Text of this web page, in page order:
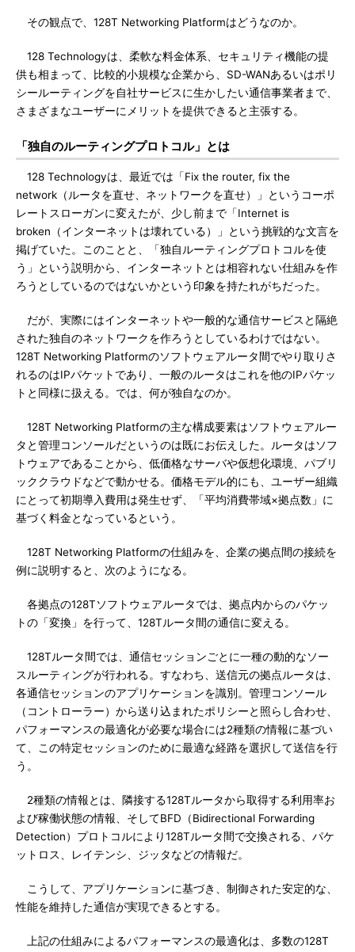
その観点で、128T Networking Platformはどうなのか。
128 Technologyは、柔軟な料金体系、セキュリティ機能の提
供も相まって、比較的小規模な企業から、SD-WANあるいはポリ
シールーティングを自社サービスに生かしたい通信事業者まで、
さまざまなユーザーにメリットを提供できると主張する。
「独自のルーティングプロトコル」とは
128 Technologyは、最近では「Fix the router, fix the
network（ルータを直せ、ネットワークを直せ）」というコーポ
レートスローガンに変えたが、少し前まで「Internet is
broken（インターネットは壊れている）」という挑戦的な文言を
掲げていた。このことと、「独自ルーティングプロトコルを使
う」という説明から、インターネットとは相容れない仕組みを作
ろうとしているのではないかという印象を持たれがちだった。
だが、実際にはインターネットや一般的な通信サービスと隔絶
された独自のネットワークを作ろうとしているわけではない。
128T Networking Platformのソフトウェアルータ間でやり取りさ
れるのはIPパケットであり、一般のルータはこれを他のIPパケッ
トと同様に扱える。では、何が独自なのか。
128T Networking Platformの主な構成要素はソフトウェアルー
タと管理コンソールだというのは既にお伝えした。ルータはソフ
トウェアであることから、低価格なサーバや仮想化環境、パブリ
ッククラウドなどで動かせる。価格モデル的にも、ユーザー組織
にとって初期導入費用は発生せず、「平均消費帯域×拠点数」に
基づく料金となっているという。
128T Networking Platformの仕組みを、企業の拠点間の接続を
例に説明すると、次のようになる。
各拠点の128Tソフトウェアルータでは、拠点内からのパケッ
トの「変換」を行って、128Tルータ間の通信に変える。
128Tルータ間では、通信セッションごとに一種の動的なソー
スルーティングが行われる。すなわち、送信元の拠点ルータは、
各通信セッションのアプリケーションを識別。管理コンソール
（コントローラー）から送り込まれたポリシーと照らし合わせ、
パフォーマンスの最適化が必要な場合には2種類の情報に基づい
て、この特定セッションのために最適な経路を選択して送信を行
う。
2種類の情報とは、隣接する128Tルータから取得する利用率お
よび稼働状態の情報、そしてBFD（Bidirectional Forwarding
Detection）プロトコルにより128Tルータ間で交換される、パケ
ットロス、レイテンシ、ジッタなどの情報だ。
こうして、アプリケーションに基づき、制御された安定的な、
性能を維持した通信が実現できるとする。
上記の仕組みによるパフォーマンスの最適化は、多数の128T